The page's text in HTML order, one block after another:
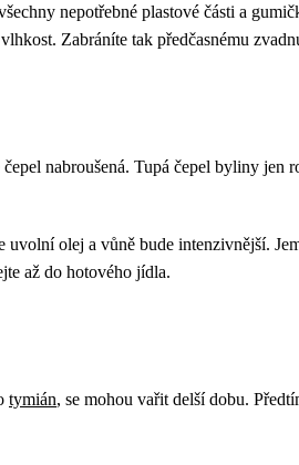
nepotřebné plastové části a
Zabráníte tak předčasnému
nabroušená. Tupá čepel byliny jen
olej a vůně bude intenzivnější.
až do hotového jídla.
tymián, se mohou vařit delší dobu.